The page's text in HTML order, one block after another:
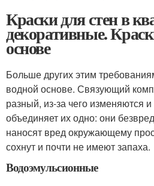
Краски для стен в
декоративные.
основе
Больше других этим
водной основе. Связующий
разный, из-за чего изменяются
объединяет их одно: они
наносят вред окружающему
сохнут и почти не имеют запаха.
Водоэмульсионные